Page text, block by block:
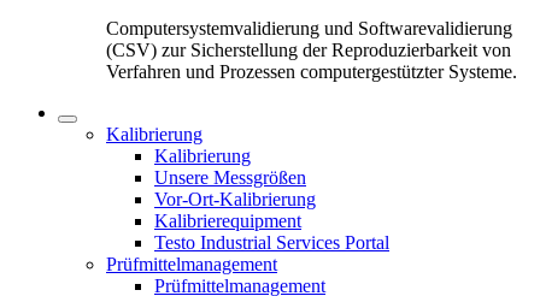
Computersystemvalidierung und Softwarevalidierung
(CSV) zur Sicherstellung der Reproduzierbarkeit von
Verfahren und Prozessen computergestützter Systeme.
Kalibrierung
Kalibrierung
Unsere Messgrößen
Vor-Ort-Kalibrierung
Kalibrierequipment
Testo Industrial Services Portal
Prüfmittelmanagement
Prüfmittelmanagement